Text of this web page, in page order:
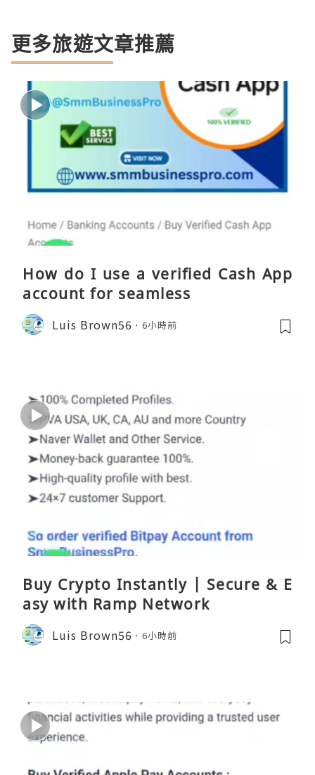
更多旅遊文章推薦
How do I use a verified Cash App
account for seamless
Luis Brown56 6小時前
Buy Crypto Instantly | Secure & E
asy with Ramp Network
Luis Brown56 6小時前